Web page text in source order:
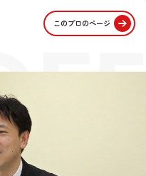
このプロのページ